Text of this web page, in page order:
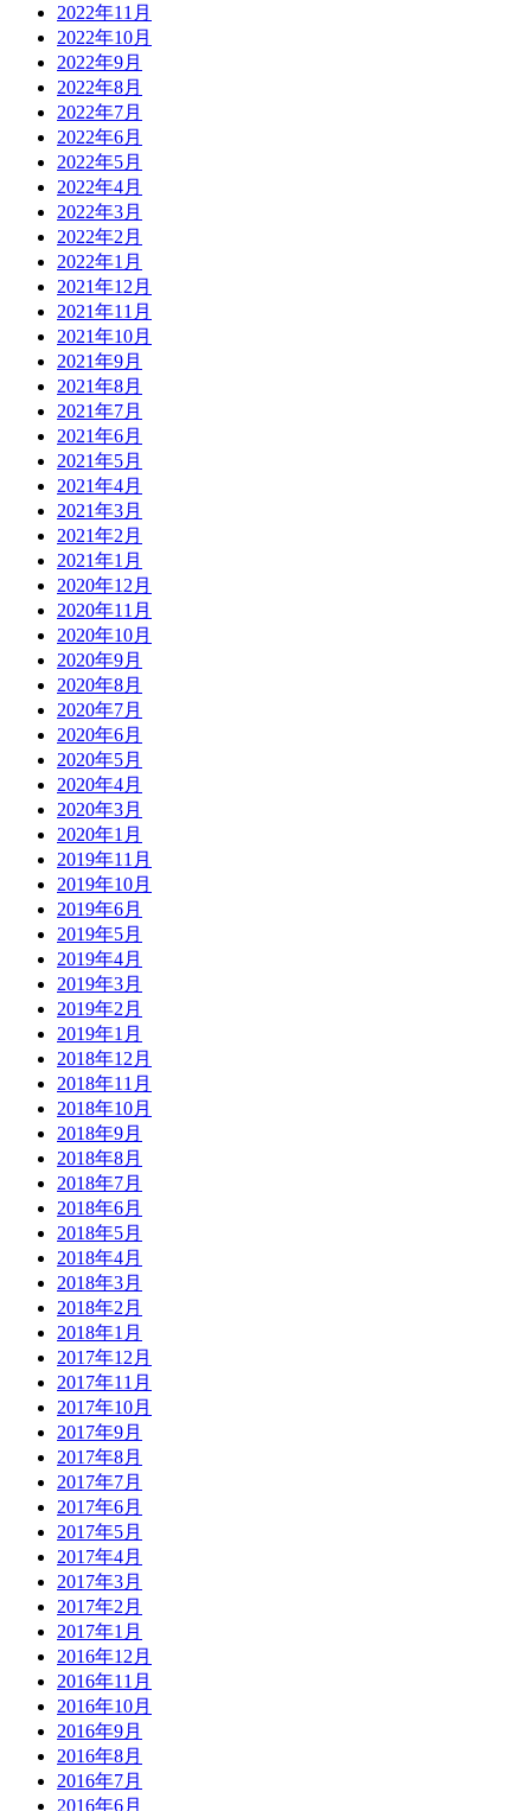
2022年11月
2022年10月
2022年9月
2022年8月
2022年7月
2022年6月
2022年5月
2022年4月
2022年3月
2022年2月
2022年1月
2021年12月
2021年11月
2021年10月
2021年9月
2021年8月
2021年7月
2021年6月
2021年5月
2021年4月
2021年3月
2021年2月
2021年1月
2020年12月
2020年11月
2020年10月
2020年9月
2020年8月
2020年7月
2020年6月
2020年5月
2020年4月
2020年3月
2020年1月
2019年11月
2019年10月
2019年6月
2019年5月
2019年4月
2019年3月
2019年2月
2019年1月
2018年12月
2018年11月
2018年10月
2018年9月
2018年8月
2018年7月
2018年6月
2018年5月
2018年4月
2018年3月
2018年2月
2018年1月
2017年12月
2017年11月
2017年10月
2017年9月
2017年8月
2017年7月
2017年6月
2017年5月
2017年4月
2017年3月
2017年2月
2017年1月
2016年12月
2016年11月
2016年10月
2016年9月
2016年8月
2016年7月
2016年6月